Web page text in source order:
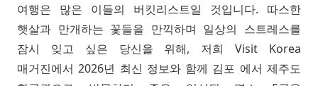
여행은 많은 이들의 버킷리스트일 것입니다. 따스한
햇살과 만개하는 꽃들을 만끽하며 일상의 스트레스를
잠시 잊고 싶은 당신을 위해, 저희 Visit Korea
매거진에서 2026년 최신 정보와 함께 김포 에서 제주도